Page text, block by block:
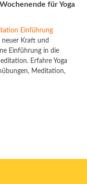
für Yoga
Einführung
neuer Kraft und
Einführung in die
Erfahre Yoga
Meditation,